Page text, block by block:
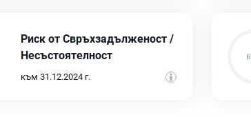
Риск от Свръхзадълженост /
Несъстоятелност
към 31.12.2024 г.